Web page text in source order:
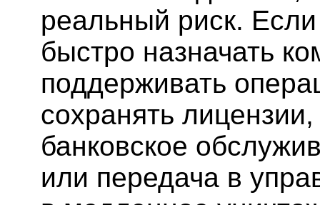
реальный риск.
быстро назначать
поддерживать
сохранять
банковское
или передача в